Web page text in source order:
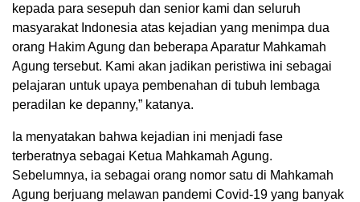
kepada para sesepuh dan senior kami dan seluruh
masyarakat Indonesia atas kejadian yang menimpa dua
orang Hakim Agung dan beberapa Aparatur Mahkamah
Agung tersebut. Kami akan jadikan peristiwa ini sebagai
pelajaran untuk upaya pembenahan di tubuh lembaga
peradilan ke depanny,” katanya.
Ia menyatakan bahwa kejadian ini menjadi fase
terberatnya sebagai Ketua Mahkamah Agung.
Sebelumnya, ia sebagai orang nomor satu di Mahkamah
Agung berjuang melawan pandemi Covid-19 yang banyak